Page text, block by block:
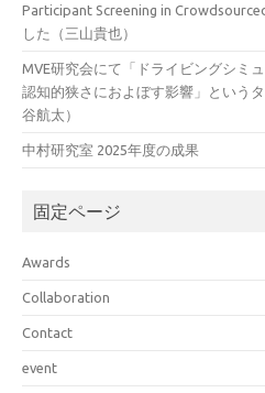
Participant Screening in
した（三山貴也）
MVE研究会にて「ドライビングシミ
認知的狭さにおよぼす影響」という
谷航太）
中村研究室 2025年度の成果
固定ページ
Awards
Collaboration
Contact
event